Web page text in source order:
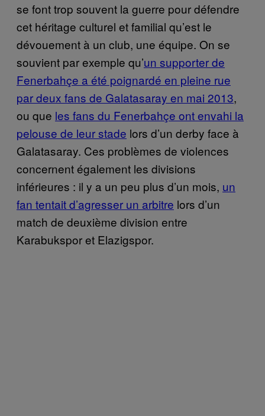
se font trop souvent la guerre pour défendre
cet héritage culturel et familial qu’est le
dévouement à un club, une équipe. On se
souvient par exemple qu’un supporter de
Fenerbahçe a été poignardé en pleine rue
par deux fans de Galatasaray en mai 2013,
ou que les fans du Fenerbahçe ont envahi la
pelouse de leur stade lors d’un derby face à
Galatasaray. Ces problèmes de violences
concernent également les divisions
inférieures : il y a un peu plus d’un mois, un
fan tentait d’agresser un arbitre lors d’un
match de deuxième division entre
Karabukspor et Elazigspor.